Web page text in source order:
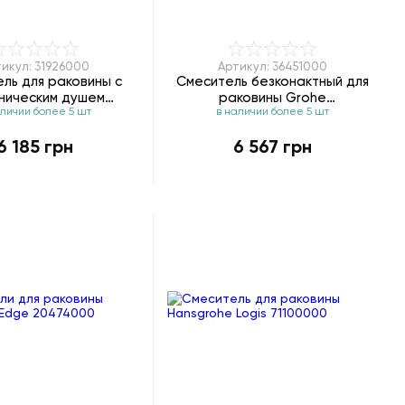
31926000
для раковины с
душем
Focus E2 31926000
более 5 шт
185 грн
Артикул: 36451000
Смеситель безконактный для
раковины Grohe
BauCosmopolitan E 36451000
в наличии более 5 шт
6 567 грн